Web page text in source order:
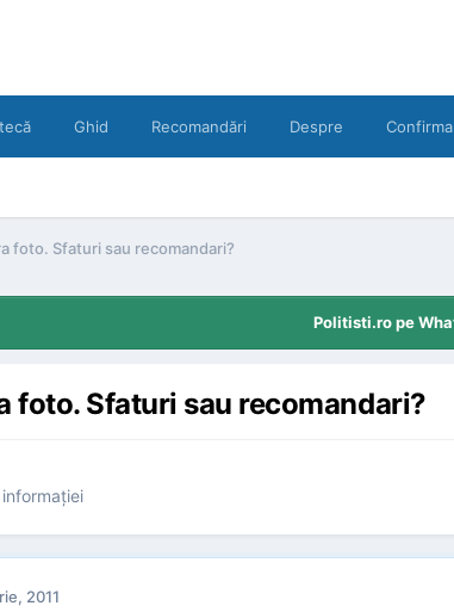
Ghid Recomandări Despre
foto. Sfaturi sau recomandari?
Politisti.ro pe
foto. Sfaturi sau recomandari?
2011